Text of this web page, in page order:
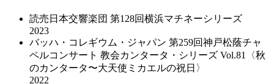
読売日本交響楽団 第128回横浜マチネーシリーズ
2023
バッハ・コレギウム・ジャパン 第259回神戸松蔭チャ
ペルコンサート 教会カンタータ・シリーズ Vol.81〈秋
のカンタータ〜大天使ミカエルの祝日〉
2022